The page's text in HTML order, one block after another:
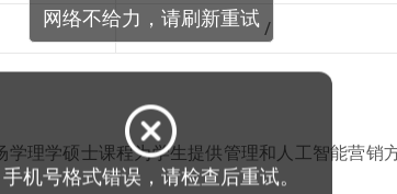
/
理学硕士课程为学生提供管理和人工智能营销
手机号格式错误，请检查后重试。